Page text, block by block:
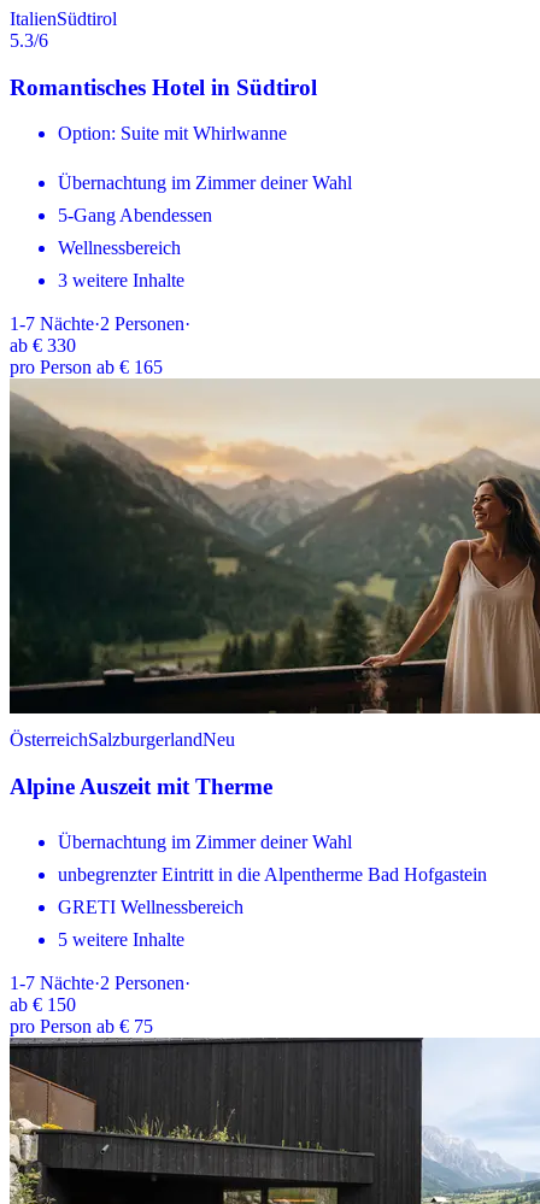
ItalienSüdtirol
5.3/6
Romantisches Hotel in Südtirol
Option: Suite mit Whirlwanne
Übernachtung im Zimmer deiner Wahl
5-Gang Abendessen
Wellnessbereich
3 weitere Inhalte
1-7 Nächte·2 Personen·
ab € 330
pro Person ab € 165
ÖsterreichSalzburgerlandNeu
Alpine Auszeit mit Therme
Übernachtung im Zimmer deiner Wahl
unbegrenzter Eintritt in die Alpentherme Bad Hofgastein
GRETI Wellnessbereich
5 weitere Inhalte
1-7 Nächte·2 Personen·
ab € 150
pro Person ab € 75